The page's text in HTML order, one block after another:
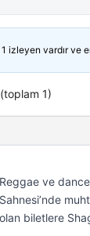
izleyen vardır ve
1)
Reggae ve
Sahnesi’nde
olan biletlere